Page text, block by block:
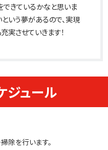
できているかなと思いま
いう夢があるので、実現
実させていきます！
ジュール
除を行います。